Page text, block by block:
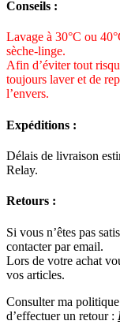
Conseils :
Lavage à 30°C ou
sèche-linge.
Afin d’éviter tout
toujours laver et de
l’envers.
Expéditions :
Délais de livraison
Relay.
Retours :
Si vous n’êtes pas
contacter par email.
Lors de votre achat
vos articles.
Consulter ma
d’effectuer un retour :